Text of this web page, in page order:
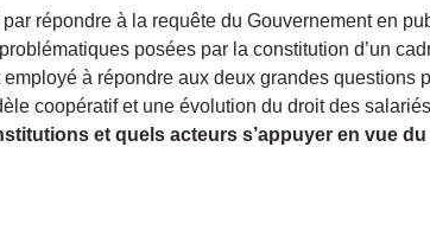
répondre à la requête du Gouvernement en
posées par la constitution d’un
à répondre aux deux grandes
coopératif et une évolution du droit des
et quels acteurs s’appuyer en vue